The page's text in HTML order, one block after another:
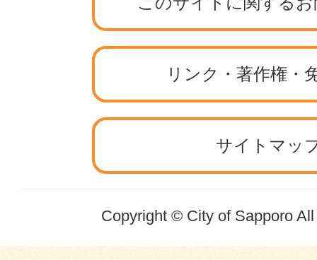
リンク・著作権・
サイトマッ
Copyright © City of Sapporo